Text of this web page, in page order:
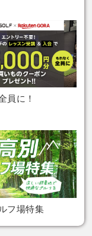
。
イント進
象外となり
用はキャン
リーをされ
ス全プラン
の変更また
。
ん。
ポイント進
外となり
リーをされ
ス全プラン
ん。
ポイント進
外となり
用はキャン
リーをされ
全プラン
ん。
イント進
象外となり
用はキャン
ーをされ
となりま
ポイント進
象外となり
用はキャン
員に！
フ場特集